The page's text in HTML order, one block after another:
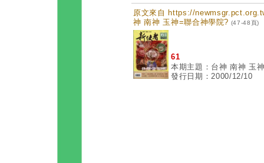
原文來自 https://
神 南神 玉神=聯合神學院? (47-48頁)
61
本期主題：台神 南神 玉
發行日期：2000/12/10